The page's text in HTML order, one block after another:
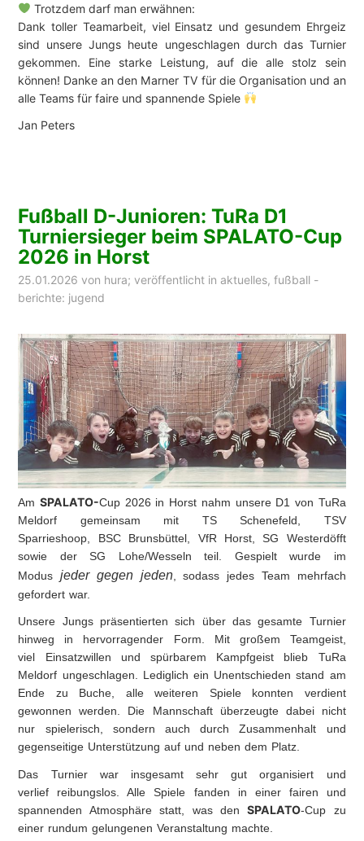
Trotzdem darf man erwähnen:
Dank toller Teamarbeit, viel Einsatz und gesundem Ehrgeiz
sind unsere Jungs heute ungeschlagen durch das Turnier
gekommen. Eine starke Leistung, auf die alle stolz sein
können! Danke an den Marner TV für die Organisation und an
alle Teams für faire und spannende Spiele
Jan Peters
Fußball D-Junioren: TuRa D1
Turniersieger beim SPALATO-Cup
2026 in Horst
25.01.2026 von hura; veröffentlicht in aktuelles,fußball -
berichte: jugend
AmSPALATO-Cup 2026 in Horst nahm unsere D1 von TuRa
Meldorf gemeinsam mit TS Schenefeld
TSV
Sparrieshoop
BSC Brunsbüttel VfR Horst,SG Westerdöfft
sowie derSG Lohe/Wesseln teil. Gespielt wurde im
Modusjeder gegen jeden, sodass jedes Team mehrfach
gefordert war.
Unsere Jungs präsentierten sich über das gesamte Turnier
hinweg in hervorragender Form. Mit großem Teamgeist,
viel Einsatzwillen und spürbarem Kampfgeist blieb TuRa
Meldorf ungeschlagen. Lediglich ein Unentschieden stand am
Ende zu Buche, alle weiteren Spiele konnten verdient
gewonnen werden. Die Mannschaft überzeugte dabei nicht
nur spielerisch, sondern auch durch Zusammenhalt und
gegenseitige Unterstützung auf und neben dem Platz.
Das Turnier war insgesamtsehr gut organisiert und
verlief reibungslos . Alle Spiele fanden in einer fairen und
spannenden Atmosphärestatt, was denSPALATO-Cup zu
einer rundum gelungenen Veranstaltung machte.